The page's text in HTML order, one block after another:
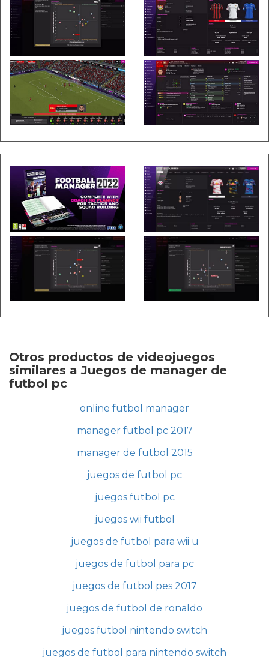
Otros productos de videojuegos
similares a Juegos de manager de
futbol pc
online futbol manager
manager futbol pc 2017
manager de futbol 2015
juegos de futbol pc
juegos futbol pc
juegos wii futbol
juegos de futbol para wii u
juegos de futbol para pc
juegos de futbol pes 2017
juegos de futbol de ronaldo
juegos futbol nintendo switch
juegos de futbol para nintendo switch